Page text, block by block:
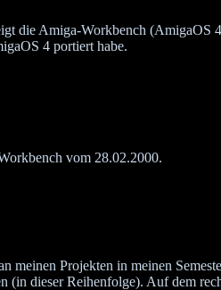
die Amiga-Workbench (AmigaOS
4 portiert habe.
vom 28.02.2000.
meinen Projekten in meinen
(in dieser Reihenfolge). Auf dem